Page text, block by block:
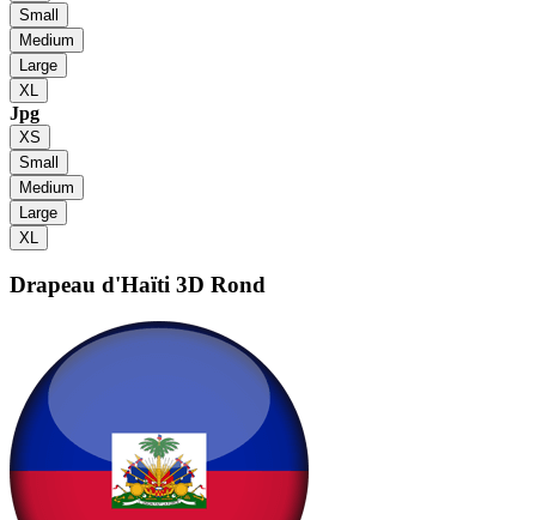
Small
Medium
Large
XL
Jpg
XS
Small
Medium
Large
XL
Drapeau d'Haïti 3D Rond